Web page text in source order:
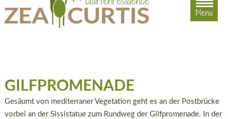
Menu
GILFPROMENADE
Gesäumt von mediterraner Vegetation geht es an der Postbrücke
vorbei an der Sissistatue zum Rundweg der Gilfpromenade. In der
Menu